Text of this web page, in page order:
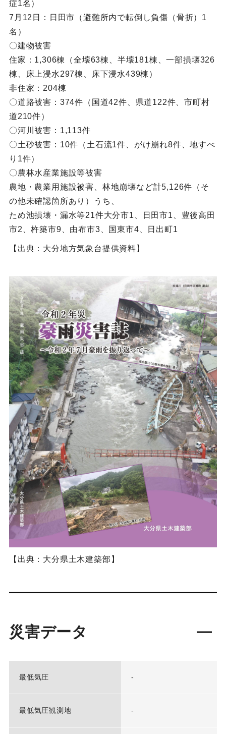
症1名）
7月12日：日田市（避難所内で転倒し負傷（骨折）1
名）
〇建物被害
住家：1,306棟（全壊63棟、半壊181棟、一部損壊326
棟、床上浸水297棟、床下浸水439棟）
非住家：204棟
〇道路被害：374件（国道42件、県道122件、市町村
道210件）
〇河川被害：1,113件
〇土砂被害：10件（土石流1件、がけ崩れ8件、地すべ
り1件）
〇農林水産業施設等被害
農地・農業用施設被害、林地崩壊など計5,126件（そ
の他未確認箇所あり）うち、
ため池損壊・漏水等21件大分市1、日田市1、豊後高田
市2、杵築市9、由布市3、国東市4、日出町1
【出典：大分地方気象台提供資料】
【出典：大分県土木建築部】
災害データ
最低気圧 -
最低気圧観測地 -